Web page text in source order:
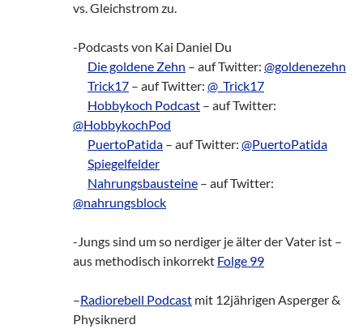
vs. Gleichstrom zu.
-Podcasts von Kai Daniel Du
Die goldene Zehn – auf Twitter: @goldenezehn
Trick17 – auf Twitter: @_Trick17
Hobbykoch Podcast – auf Twitter:
@HobbykochPod
PuertoPatida – auf Twitter: @PuertoPatida
Spiegelfelder
Nahrungsbausteine – auf Twitter:
@nahrungsblock
-Jungs sind um so nerdiger je älter der Vater ist –
aus methodisch inkorrekt Folge 99
–Radiorebell Podcast mit 12jährigen Asperger &
Physiknerd